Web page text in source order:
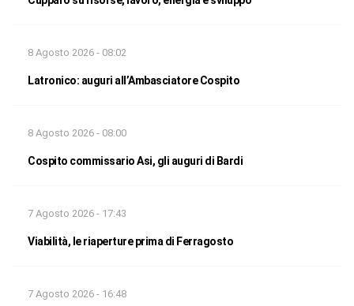
8 Agosto 2026 - 08:02
Latronico: auguri all’Ambasciatore Cospito
8 Agosto 2026 - 08:00
Cospito commissario Asi, gli auguri di Bardi
7 Agosto 2026 - 17:43
Viabilità, le riaperture prima di Ferragosto
7 Agosto 2026 - 16:48